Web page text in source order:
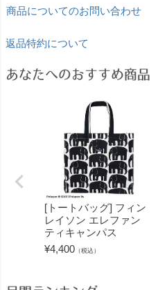
商品についてのお問い合わせ
返品特約について
あなたへのおすすめ商品
[トートバッグ] フィン
レイソン エレファン
ティキャンパス
¥4,400 （税込）